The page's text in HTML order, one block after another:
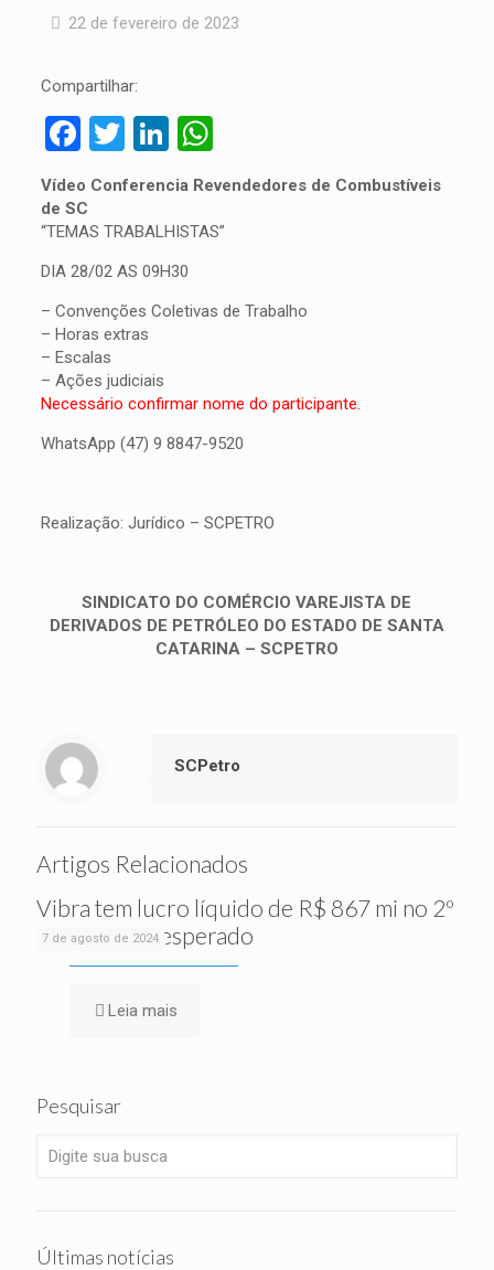
22 de fevereiro de 2023
Compartilhar:
Facebook
TwitterLinkedIn
WhatsApp
Vídeo Conferencia Revendedores de Combustíveis
de SC
“TEMAS TRABALHISTAS”
DIA 28/02 AS 09H30
– Convenções Coletivas de Trabalho
– Horas extras
– Escalas
– Ações judiciais
Necessário confirmar nome do participante.
WhatsApp (47) 9 8847-9520
Realização: Jurídico – SCPETRO
SINDICATO DO COMÉRCIO VAREJISTA DE
DERIVADOS DE PETRÓLEO DO ESTADO DE SANTA
CATARINA – SCPETRO
SCPetro
Artigos Relacionados
7 de agosto de 2024
Vibra tem lucro líquido de R$ 867 mi no 2º
tri, acima do esperado
Leia mais
Pesquisar
Últimas notícias